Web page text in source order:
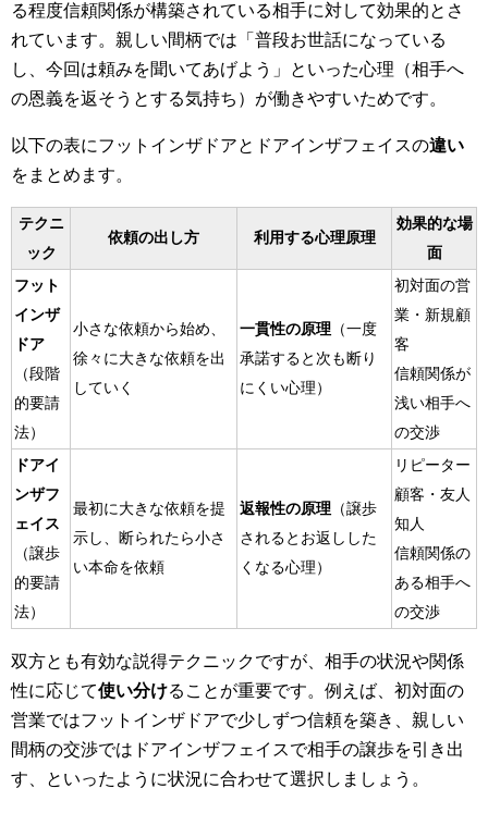
る程度信頼関係が構築されている相手に対して効果的とさ
れています。親しい間柄では「普段お世話になっている
し、今回は頼みを聞いてあげよう」といった心理（相手へ
の恩義を返そうとする気持ち）が働きやすいためです。
以下の表にフットインザドアとドアインザフェイスの違い
をまとめます。
テクニ
ック
依頼の出し方 利用する心理原理
効果的な場
面
フット
インザ
ドア
（段階
的要請
法）
小さな依頼から始め、
徐々に大きな依頼を出
していく
一貫性の原理 （一度
承諾すると次も断り
にくい心理）
初対面の営
業・新規顧
客
信頼関係が
浅い相手へ
の交渉
ドアイ
ンザフ
ェイス
（譲歩
的要請
法）
最初に大きな依頼を提
示し、断られたら小さ
い本命を依頼
返報性の原理 （譲歩
されるとお返しした
くなる心理）
リピーター
顧客・友人
知人
信頼関係の
ある相手へ
の交渉
双方とも有効な説得テクニックですが、相手の状況や関係
性に応じて使い分けることが重要です。例えば、初対面の
営業ではフットインザドアで少しずつ信頼を築き、親しい
間柄の交渉ではドアインザフェイスで相手の譲歩を引き出
す、といったように状況に合わせて選択しましょう。